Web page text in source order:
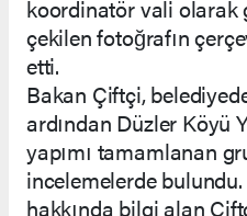
koordinatör vali olarak
çekilen fotoğrafın
etti.
Bakan Çiftçi,
ardından Düzler Köyü
yapımı tamamlanan
incelemelerde
hakkında bilgi alan